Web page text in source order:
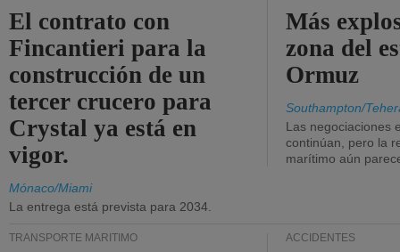
El contrato con
Fincantieri para la
construcción de un
tercer crucero para
Crystal ya está en
vigor.
Mónaco/Miami
La entrega está prevista para 2034.
Más
zona del
Ormuz
Southampton/
Las negociaciones
continúan, pero la
marítimo aún
TRANSPORTE MARÍTIMO ACCIDENTES